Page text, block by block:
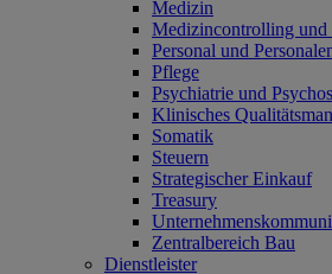
Medizin
Medizincontrolling und
Personal und
Pflege
Psychiatrie und
Klinisches
Somatik
Steuern
Strategischer Einkauf
Treasury
Zentralbereich Bau
Dienstleister